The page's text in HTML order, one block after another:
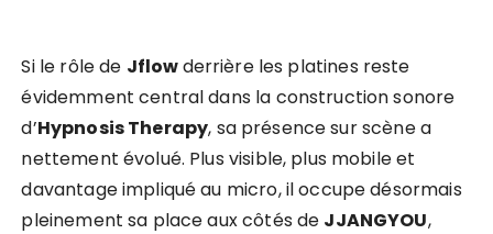
Si le rôle de Jflowderrière les platines reste
évidemment central dans la construction sonore
d’Hypnosis Therapy, sa présence sur scène a
nettement évolué. Plus visible, plus mobile et
davantage impliqué au micro, il occupe désormais
pleinement sa place aux côtés de JJANGYOU,